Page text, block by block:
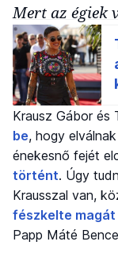
Mert az égiek
Krausz Gábor és
be, hogy
énekesnő fejét
történt. Úgy
Krausszal van,
fészkelte magát
Papp Máté